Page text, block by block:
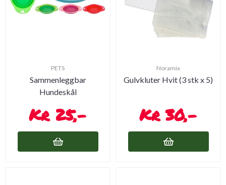
PETS
Sammenleggbar
Hundeskål
25,-
Noramix
Gulvkluter Hvit (3 stk x 5)
30,-